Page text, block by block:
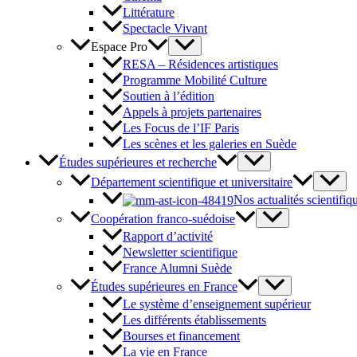
Littérature
Spectacle Vivant
Espace Pro
RESA – Résidences artistiques
Programme Mobilité Culture
Soutien à l’édition
Appels à projets partenaires
Les Focus de l’IF Paris
Les scènes et les galeries en Suède
Études supérieures et recherche
Département scientifique et universitaire
Nos actualités
Coopération franco-suédoise
Rapport d’activité
Newsletter scientifique
France Alumni Suède
Études supérieures en France
Le système d’enseignement supérieur
Les différents établissements
Bourses et financement
La vie en France